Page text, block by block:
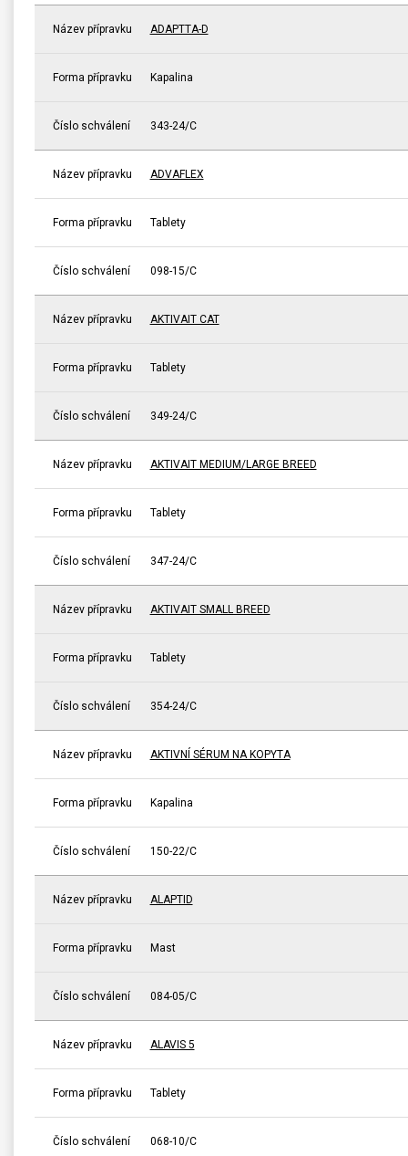
Název přípravku ADAPTTA-D
Forma přípravku Kapalina
Číslo schválení 343-24/C
Název přípravku ADVAFLEX
Forma přípravku Tablety
Číslo schválení 098-15/C
Název přípravku AKTIVAIT CAT
Forma přípravku Tablety
Číslo schválení 349-24/C
Název přípravku AKTIVAIT MEDIUM/LARGE BREED
Forma přípravku Tablety
Číslo schválení 347-24/C
Název přípravku AKTIVAIT SMALL BREED
Forma přípravku Tablety
Číslo schválení 354-24/C
Název přípravku AKTIVNÍ SÉRUM NA KOPYTA
Forma přípravku Kapalina
Číslo schválení 150-22/C
Název přípravku ALAPTID
Forma přípravku Mast
Číslo schválení 084-05/C
Název přípravku ALAVIS 5
Forma přípravku Tablety
Číslo schválení 068-10/C